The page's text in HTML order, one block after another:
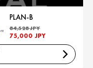
PLAN-B
84,528 JPY
75,000 JPY